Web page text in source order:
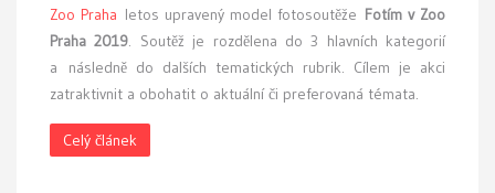
Zoo Praha letos upravený model fotosoutěže Fotím v Zoo
Praha 2019. Soutěž je rozdělena do 3 hlavních kategorií
a následně do dalších tematických rubrik. Cílem je akci
zatraktivnit a obohatit o aktuální či preferovaná témata.
Celý článek